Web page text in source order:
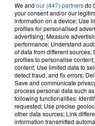
8 août
8 août
Violent
blessés,
We and our (447) partnersdo
your consent and/or our
information on a device; Use
profiles for personalised
advertising; Measure
performance; Understand
of data from different
profiles to personalise
content; Use limited data to
detect fraud, and fix errors;
Save and communicate
process personal data such
following functionalities:
requested; Use precise
other data sources; Link
information transmitted